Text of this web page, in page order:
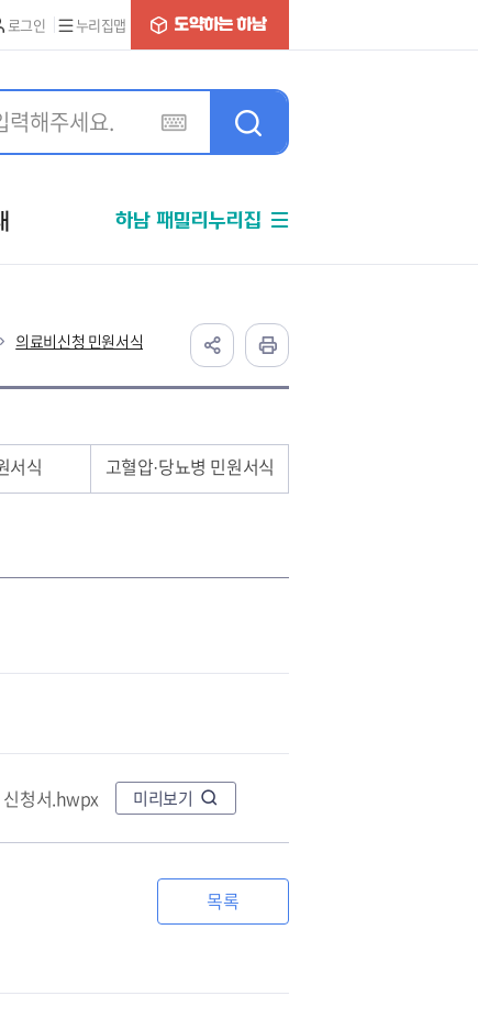
로그인 누리집맵
하남 패밀리누리집
의료비신청 민원서식
서식 고혈압·당뇨병 민원서식
신청서.hwpx 미리보기
목록